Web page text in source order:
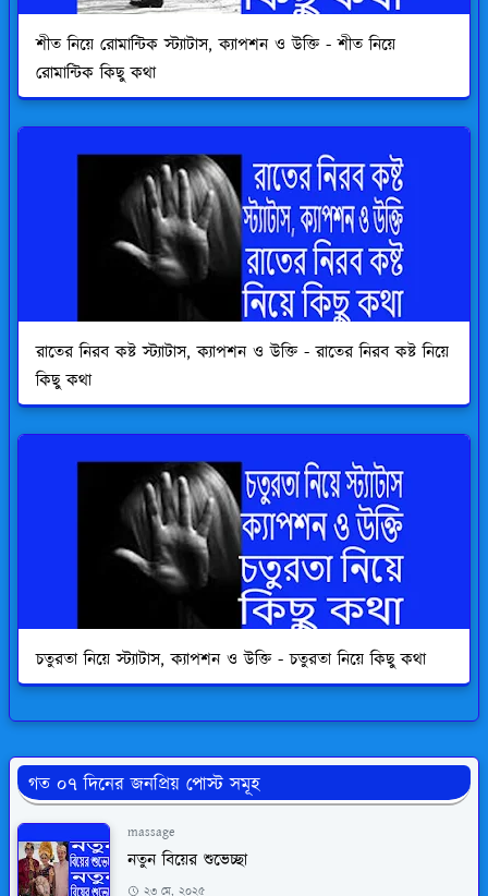
শীত নিয়ে রোমান্টিক স্ট্যাটাস, ক্যাপশন ও উক্তি - শীত নিয়ে
রোমান্টিক কিছু কথা
রাতের নিরব কষ্ট স্ট্যাটাস, ক্যাপশন ও উক্তি - রাতের নিরব কষ্ট নিয়ে
কিছু কথা
চতুরতা নিয়ে স্ট্যাটাস, ক্যাপশন ও উক্তি - চতুরতা নিয়ে কিছু কথা
গত ০৭ দিনের জনপ্রিয় পোস্ট সমূহ
massage
নতুন বিয়ের শুভেচ্ছা
২৩ মে, ২০২৫